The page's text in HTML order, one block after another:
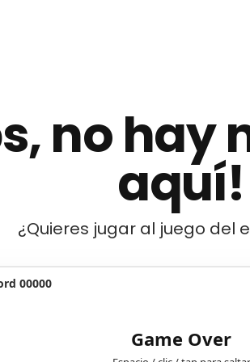
no hay
aquí!
¿Quieres jugar al juego del